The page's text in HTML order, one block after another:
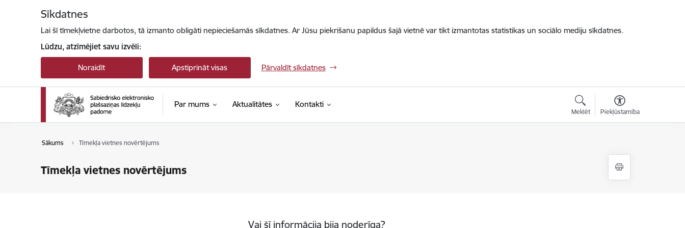
Sīkdatnes
Lai šī tīmekļvietne darbotos, tā izmanto obligāti nepieciešamās sīkdatnes. Ar Jūsu piekrišanu papildus šajā vietnē var tikt izmantotas statistikas un sociālo mediju sīkdatnes.
Lūdzu, atzīmējiet savu izvēli:
Noraidīt Apstiprināt visas Pārvaldīt sīkdatnes
Par mums Aktualitātes Kontakti
Meklēt Piekļūstamība
Sākums Tīmekļa vietnes novērtējums
Tīmekļa vietnes novērtējums
Vai šī informācija bija noderīga?